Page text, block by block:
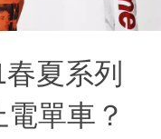
夏系列
單車？